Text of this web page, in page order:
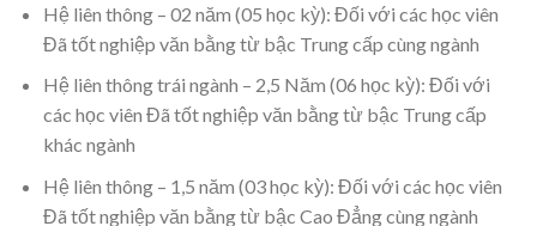
Hệ liên thông – 02 năm (05 học kỳ): Đối với các học viên
Đã tốt nghiệp văn bằng từ bậc Trung cấp cùng ngành
Hệ liên thông trái ngành – 2,5 Năm (06 học kỳ): Đối với
các học viên Đã tốt nghiệp văn bằng từ bậc Trung cấp
khác ngành
Hệ liên thông – 1,5 năm (03 học kỳ): Đối với các học viên
Đã tốt nghiệp văn bằng từ bậc Cao Đẳng cùng ngành